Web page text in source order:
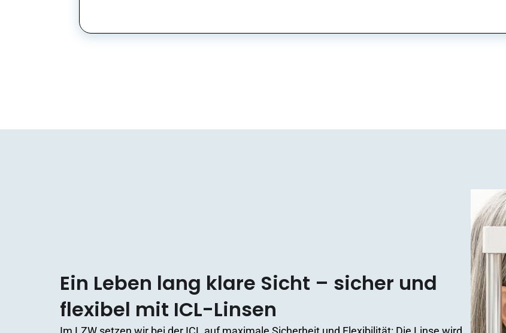
Ein Leben lang klare Sicht – sicher und
flexibel mit ICL-Linsen